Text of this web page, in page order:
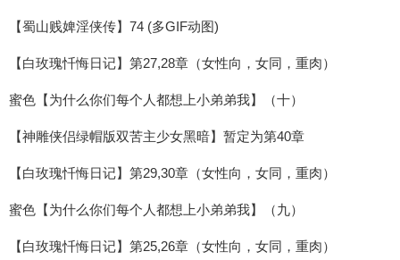
【蜀山贱婢淫侠传】74 (多GIF动图)
【白玫瑰忏悔日记】第27,28章（女性向，女同，重肉）
蜜色【为什么你们每个人都想上小弟弟我】（十）
【神雕侠侣绿帽版双苦主少女黑暗】暂定为第40章
【白玫瑰忏悔日记】第29,30章（女性向，女同，重肉）
蜜色【为什么你们每个人都想上小弟弟我】（九）
【白玫瑰忏悔日记】第25,26章（女性向，女同，重肉）